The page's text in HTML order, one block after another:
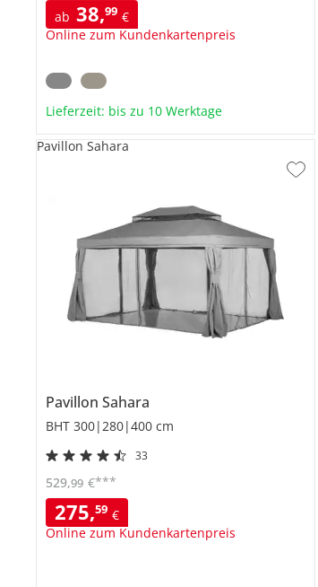
ab 38,99 €
Online zum Kundenkartenpreis
Lieferzeit: bis zu 10 Werktage
PavillonSahara
BHT 300|280|400 cm
33
275,59 €
Online zum Kundenkartenpreis
529,99 €***
Pavillon Sahara